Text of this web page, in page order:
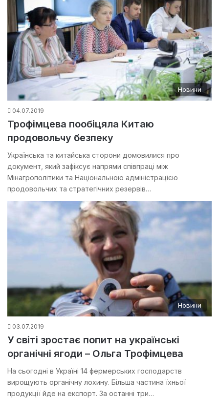
Новини
04.07.2019
Трофімцева пообіцяла Китаю
продовольчу безпеку
Українська та китайська сторони домовилися про
документ, який зафіксує напрями співпраці між
Мінагрополітики та Національною адміністрацією
продовольчих та стратегічних резервів…
Новини
03.07.2019
У світі зростає попит на українські
органічні ягоди – Ольга Трофімцева
На сьогодні в Україні 14 фермерських господарств
вирощують органічну лохину. Більша частина їхньої
продукції йде на експорт. За останні три…